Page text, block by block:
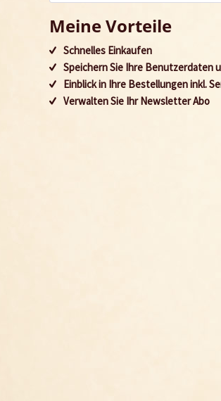
Meine Vorteile
Schnelles Einkaufen
Speichern Sie Ihre Benutzerdaten
Einblick in Ihre Bestellungen inkl.
Verwalten Sie Ihr Newsletter Abo